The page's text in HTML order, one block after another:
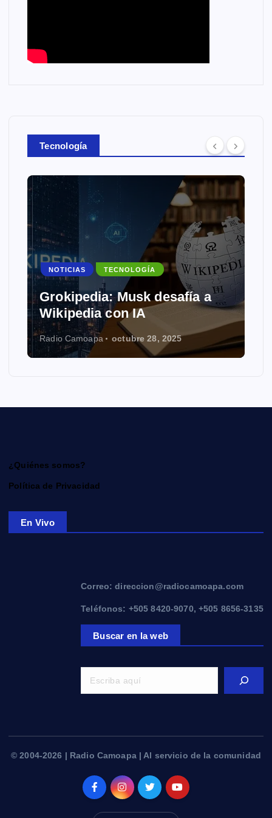
Tecnología
NOTICIAS TECNOLOGÍA
Grokipedia: Musk desafía a
Wikipedia con IA
Radio Camoapa octubre 28, 2025
¿Quiénes somos?
Política de Privacidad
En Vivo
Correo: direccion@radiocamoapa.com
Teléfonos: +505 8420-9070, +505 8656-3135
Buscar en la web
© 2004-2026 | Radio Camoapa | Al servicio de la comunidad